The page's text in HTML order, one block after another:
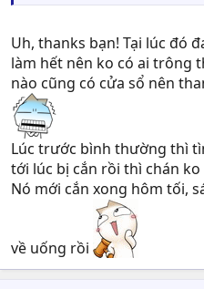
Uh, thanks bạn! Tại lúc đó
làm hết nên ko có ai trông
nào cũng có cửa sổ nên
Lúc trước bình thường thì
tới lúc bị cắn rồi thì chán
Nó mới cắn xong hôm tối,
về uống rồi